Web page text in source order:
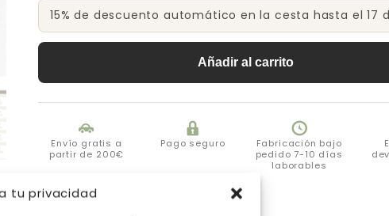
tu privacidad
15% de descuento automático en la cesta hasta el 17
Añadir al carrito
Envío gratis a
partir de 200€
Pago seguro
Fabricación bajo
pedido 7-10 días
laborables